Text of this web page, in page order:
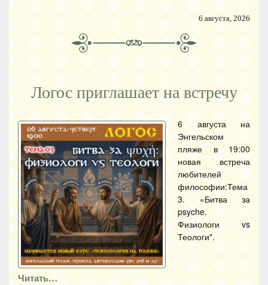
6 августа, 2026
Логос приглашает на встречу
6 августа на
Энгельском
пляже в 19:00
новая встреча
любителей
философии:Тема
3. «Битва за
psyche.
Физиологи vs
Теологи".
Читать…